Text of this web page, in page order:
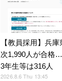
【教員採用】兵庫
次1,990人が合格
3年生等は316人
2026.8.6 Thu 13:45